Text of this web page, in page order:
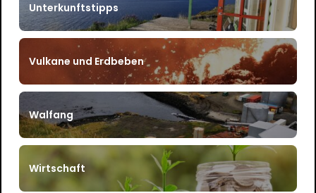
Unterkunftstipps
Vulkane und Erdbeben
Walfang
Wirtschaft